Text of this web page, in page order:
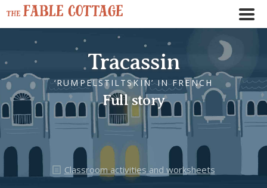
Tracassin
‘RUMPELSTILTSKIN’ IN FRENCH
Full story
Classroom activities and worksheets